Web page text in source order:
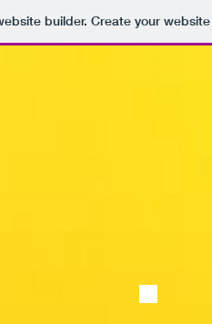
builder. Create your website